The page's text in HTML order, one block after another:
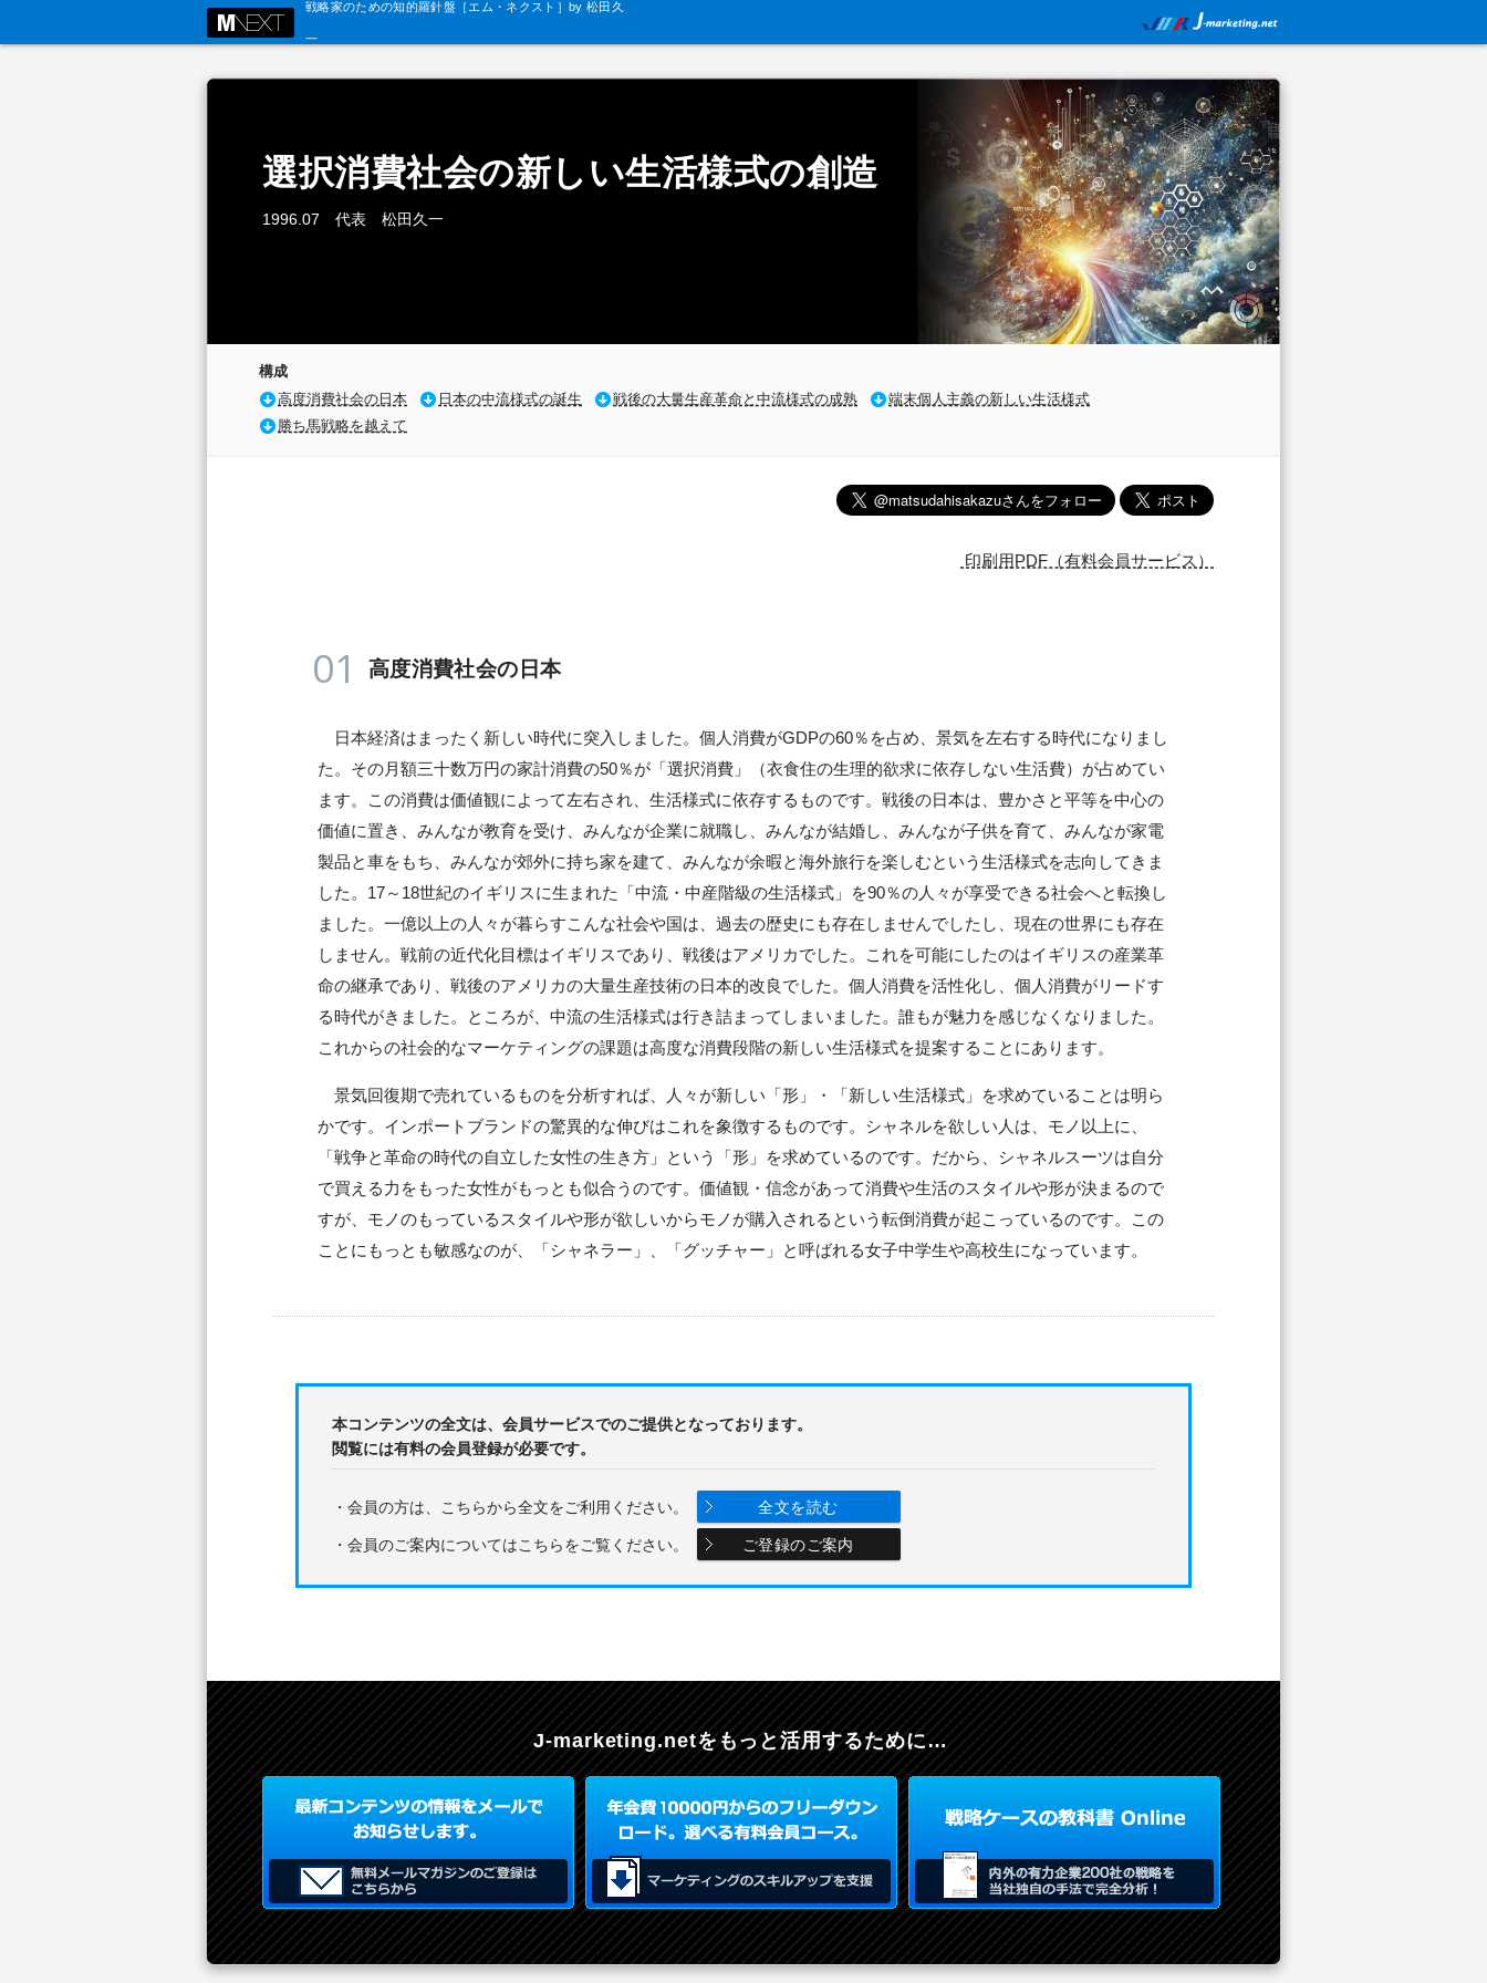
戦略家のための知的羅針盤［エム・ネクスト］by 松田久
一
選択消費社会の新しい生活様式の創造
1996.07 代表 松田久一
構成
高度消費社会の日本
日本の中流様式の誕生 戦後の大量生産革命と中流様式の成熟
端末個人主義の新しい生活様式
勝ち馬戦略を越えて
印刷用PDF（有料会員サービス）
01 高度消費社会の日本
日本経済はまったく新しい時代に突入しました。個人消費がGDPの60％を占め、景気を左右する時代になりまし
た。その月額三十数万円の家計消費の50％が「選択消費」（衣食住の生理的欲求に依存しない生活費）が占めてい
ます。この消費は価値観によって左右され、生活様式に依存するものです。戦後の日本は、豊かさと平等を中心の
価値に置き、みんなが教育を受け、みんなが企業に就職し、みんなが結婚し、みんなが子供を育て、みんなが家電
製品と車をもち、みんなが郊外に持ち家を建て、みんなが余暇と海外旅行を楽しむという生活様式を志向してきま
した。17～18世紀のイギリスに生まれた「中流・中産階級の生活様式」を90％の人々が享受できる社会へと転換し
ました。一億以上の人々が暮らすこんな社会や国は、過去の歴史にも存在しませんでしたし、現在の世界にも存在
しません。戦前の近代化目標はイギリスであり、戦後はアメリカでした。これを可能にしたのはイギリスの産業革
命の継承であり、戦後のアメリカの大量生産技術の日本的改良でした。個人消費を活性化し、個人消費がリードす
る時代がきました。ところが、中流の生活様式は行き詰まってしまいました。誰もが魅力を感じなくなりました。
これからの社会的なマーケティングの課題は高度な消費段階の新しい生活様式を提案することにあります。
景気回復期で売れているものを分析すれば、人々が新しい「形」・「新しい生活様式」を求めていることは明ら
かです。インポートブランドの驚異的な伸びはこれを象徴するものです。シャネルを欲しい人は、モノ以上に、
「戦争と革命の時代の自立した女性の生き方」という「形」を求めているのです。だから、シャネルスーツは自分
で買える力をもった女性がもっとも似合うのです。価値観・信念があって消費や生活のスタイルや形が決まるので
すが、モノのもっているスタイルや形が欲しいからモノが購入されるという転倒消費が起こっているのです。この
ことにもっとも敏感なのが、「シャネラー」、「グッチャー」と呼ばれる女子中学生や高校生になっています。
本コンテンツの全文は、会員サービスでのご提供となっております。
閲覧には有料の会員登録が必要です。
・会員の方は、こちらから全文をご利用ください。 全文を読む
・会員のご案内についてはこちらをご覧ください。 ご登録のご案内
J-marketing.netを もっと活用するために…